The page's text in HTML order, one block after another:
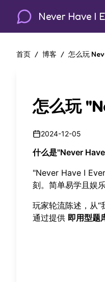
Never Have I
首页 / 博客 / 怎么玩
怎么玩
2024-12-05
什么是"Never
"Never Have I
刻。简单易学且娱
玩家轮流陈述，从“
通过提供 即用型题